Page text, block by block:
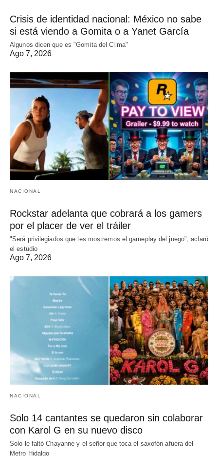
Crisis de identidad nacional: México no sabe
si está viendo a Gomita o a Yanet García
Algunos dicen que es "Gomita del Clima"
Ago 7, 2026
NACIONAL
Rockstar adelanta que cobrará a los gamers
por el placer de ver el tráiler
"Será privilegiados que les mostremos el gameplay del juego", aclaró
el estudio
Ago 7, 2026
NACIONAL
Solo 14 cantantes se quedaron sin colaborar
con Karol G en su nuevo disco
Solo le faltó Chayanne y el señor que toca el saxofón afuera del
Metro Hidalgo